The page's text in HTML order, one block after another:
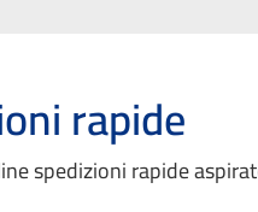
rapide
spedizioni rapide